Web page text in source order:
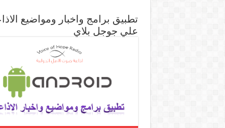
تطبيق برامج واخبار ومواضيع
علي جوجل بلاي